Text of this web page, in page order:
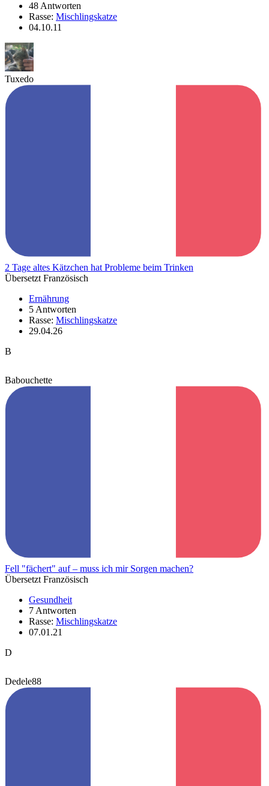
48 Antworten
Rasse: Mischlingskatze
04.10.11
Tuxedo
2 Tage altes Kätzchen hat Probleme beim Trinken
Übersetzt Französisch
Ernährung
5 Antworten
Rasse: Mischlingskatze
29.04.26
B
Babouchette
Fell "fächert" auf – muss ich mir Sorgen machen?
Übersetzt Französisch
Gesundheit
7 Antworten
Rasse: Mischlingskatze
07.01.21
D
Dedele88